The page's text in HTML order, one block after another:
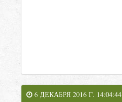
6 ДЕКАБРЯ 2016 Г. 14:04:44